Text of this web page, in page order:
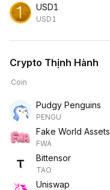
USD1
USD1
Crypto Thịnh Hành
Coin
Pudgy Penguins
PENGU
Fake World Assets
FWA
Bittensor
TAO
Uniswap